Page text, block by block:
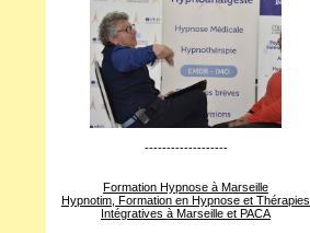
-------------------
Formation Hypnose à Marseille
Hypnotim, Formation en Hypnose et Thérapies
Intégratives à Marseille et PACA